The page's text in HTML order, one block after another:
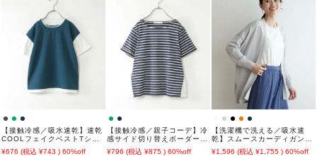
【接触冷感／吸水速乾】速乾
COOLフェイクベストTシャ
ツ（120~160cm）【親子コ
ーデ】
676 743 60%off
【接触冷感／親子コーデ】冷
感サイド切り替えボーダープ
ルオーバー（120~160cm）
796 875 60%off
【洗濯機で洗える／吸水速
乾】スムースカーディガン
【UVカット】
1,596 1,755 60%off